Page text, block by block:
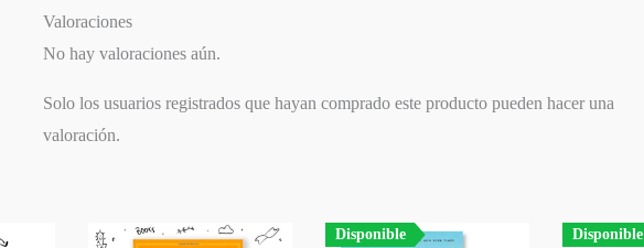
Valoraciones
No hay valoraciones aún.
Solo los usuarios registrados que hayan comprado este producto pueden hacer una
valoración.
Disponible Disponible